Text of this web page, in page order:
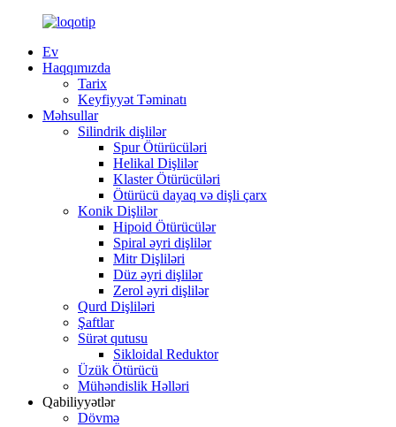
Ev
Haqqımızda
Tarix
Keyfiyyət Təminatı
Məhsullar
Silindrik dişlilər
Spur Ötürücüləri
Helikal Dişlilər
Klaster Ötürücüləri
Ötürücü dayaq və dişli çarx
Konik Dişlilər
Hipoid Ötürücülər
Spiral əyri dişlilər
Mitr Dişliləri
Düz əyri dişlilər
Zerol əyri dişlilər
Qurd Dişliləri
Şaftlar
Sürət qutusu
Sikloidal Reduktor
Üzük Ötürücü
Mühəndislik Həlləri
Qabiliyyətlər
Dövmə